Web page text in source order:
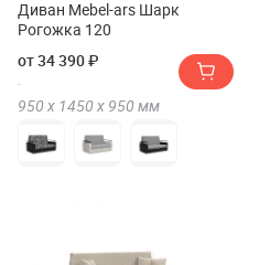
Диван Mebel-ars Шарк
Рогожка 120
от 34 390 ₽
950 х 1450 х 950 мм